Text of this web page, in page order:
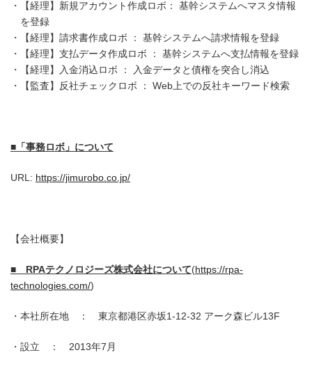
【経理】新規アカウント作成ロボ： 基幹システムへマスタ情報
を登録
【経理】請求書作成ロボ ： 基幹システムへ請求情報を登録
【経理】支払データ作成ロボ ： 基幹システムへ支払情報を登録
【経理】入金消込ロボ ： 入金データと債権を突合し消込
【監査】反社チェックロボ ： Web上での反社キーワード検索
■ 「事務ロボ」について
URL: https://jimurobo.co.jp/
【会社概要】
■ RPAテクノロジーズ株式会社について(https://rpa-
technologies.com/)
・本社所在地 ： 東京都港区赤坂1-12-32 アーク森ビル13F
・設立 ： 2013年7月